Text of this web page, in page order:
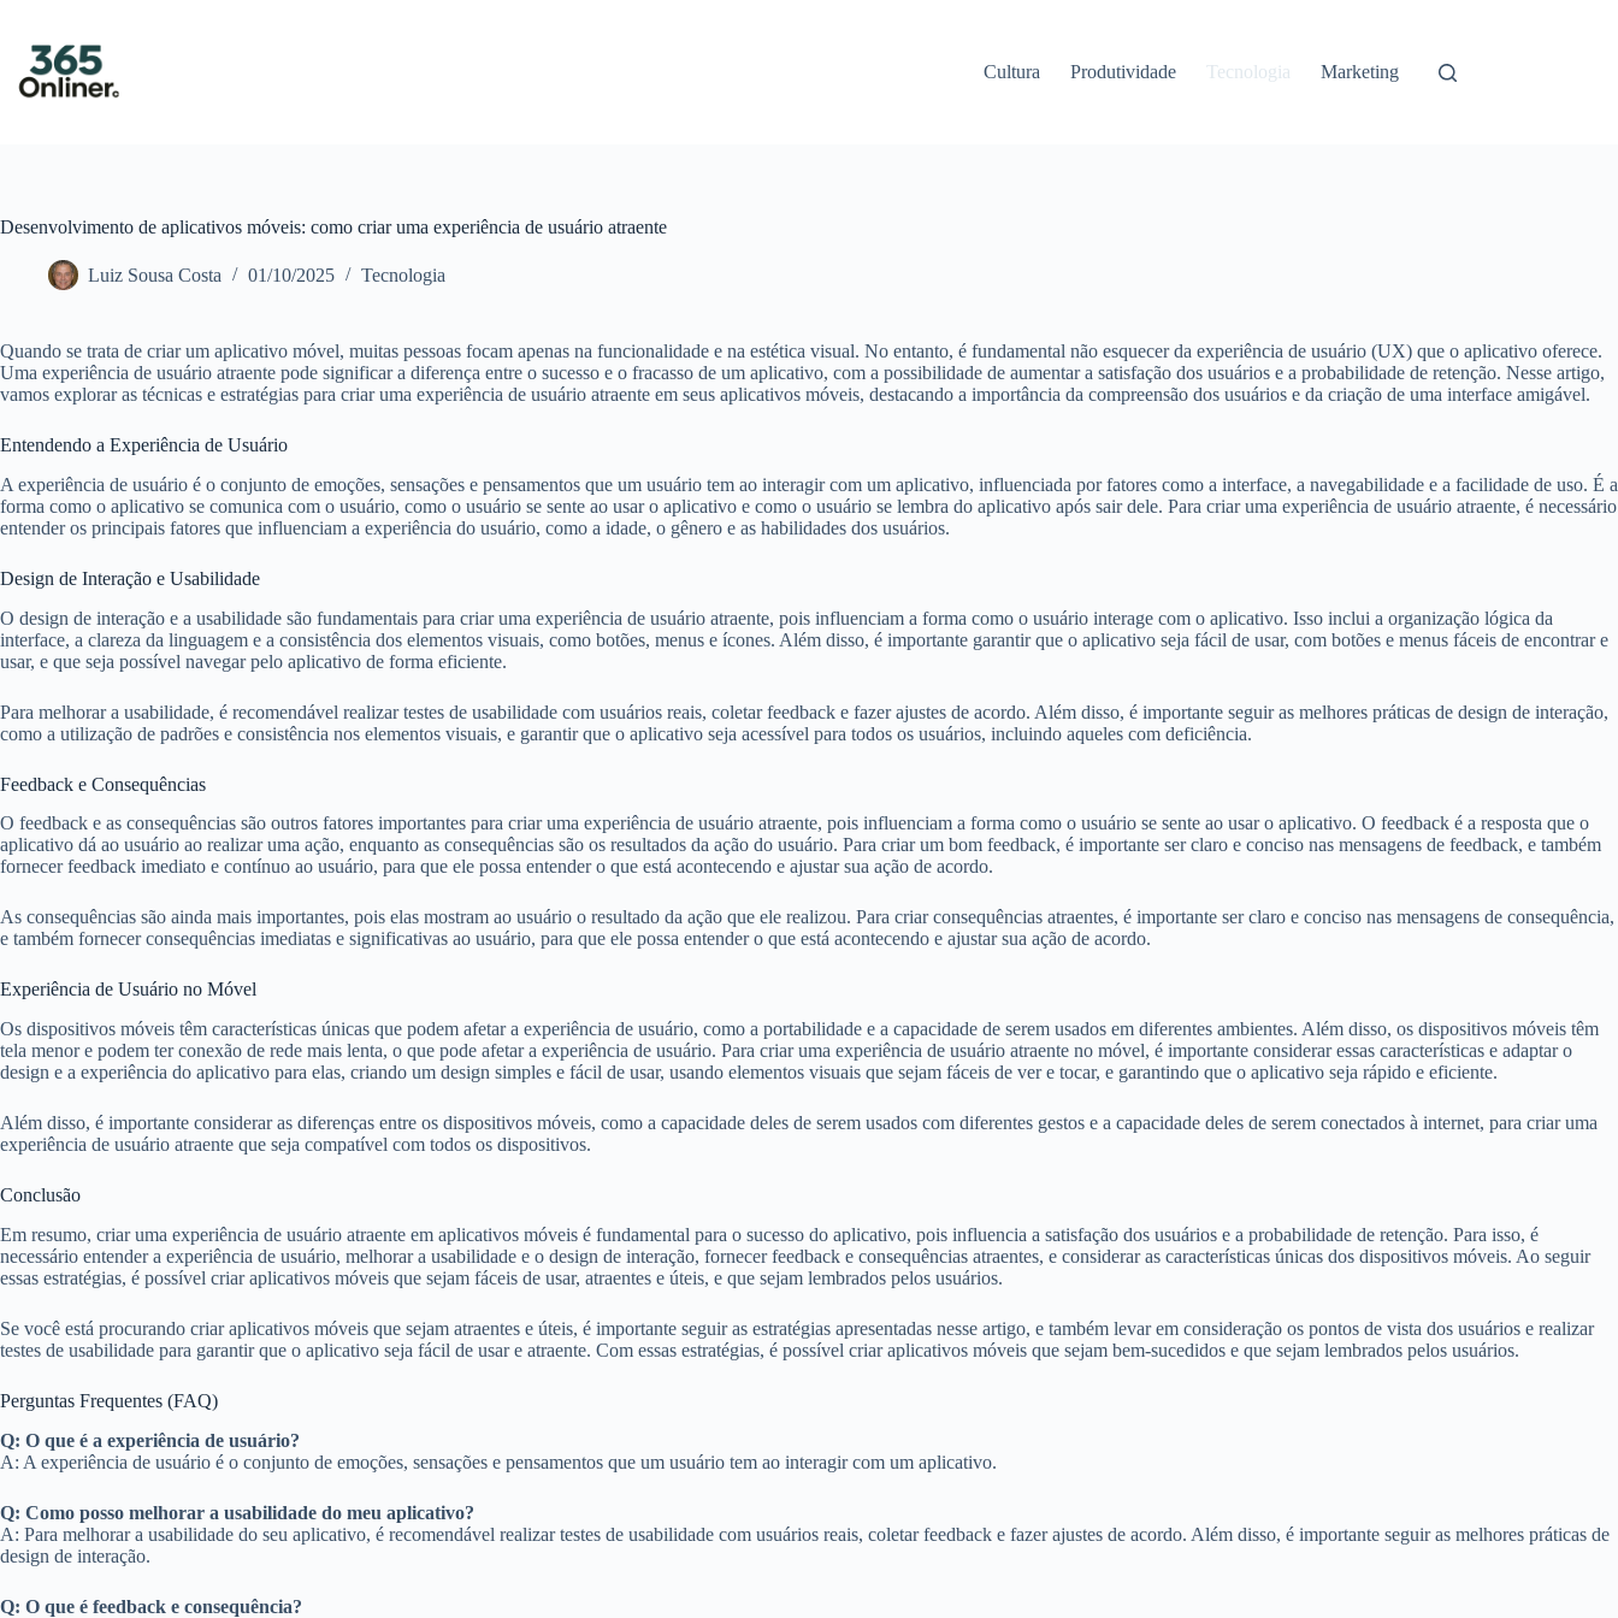
conteúdo
Cultura Produtividade Tecnologia Marketing
Desenvolvimento de aplicativos móveis: como criar uma experiência de usuário atraente
Luiz Sousa Costa 01/10/2025 Tecnologia
Quando se trata de criar um aplicativo móvel, muitas pessoas focam apenas na funcionalidade e na estética visual. No entanto, é fundamental não esquecer da experiência de usuário (UX) que o aplicativo oferece.
Uma experiência de usuário atraente pode significar a diferença entre o sucesso e o fracasso de um aplicativo, com a possibilidade de aumentar a satisfação dos usuários e a probabilidade de retenção. Nesse artigo,
vamos explorar as técnicas e estratégias para criar uma experiência de usuário atraente em seus aplicativos móveis, destacando a importância da compreensão dos usuários e da criação de uma interface amigável.
Entendendo a Experiência de Usuário
A experiência de usuário é o conjunto de emoções, sensações e pensamentos que um usuário tem ao interagir com um aplicativo, influenciada por fatores como a interface, a navegabilidade e a facilidade de uso. É a
forma como o aplicativo se comunica com o usuário, como o usuário se sente ao usar o aplicativo e como o usuário se lembra do aplicativo após sair dele. Para criar uma experiência de usuário atraente, é necessário
entender os principais fatores que influenciam a experiência do usuário, como a idade, o gênero e as habilidades dos usuários.
Design de Interação e Usabilidade
O design de interação e a usabilidade são fundamentais para criar uma experiência de usuário atraente, pois influenciam a forma como o usuário interage com o aplicativo. Isso inclui a organização lógica da
interface, a clareza da linguagem e a consistência dos elementos visuais, como botões, menus e ícones. Além disso, é importante garantir que o aplicativo seja fácil de usar, com botões e menus fáceis de encontrar e
usar, e que seja possível navegar pelo aplicativo de forma eficiente.
Para melhorar a usabilidade, é recomendável realizar testes de usabilidade com usuários reais, coletar feedback e fazer ajustes de acordo. Além disso, é importante seguir as melhores práticas de design de interação,
como a utilização de padrões e consistência nos elementos visuais, e garantir que o aplicativo seja acessível para todos os usuários, incluindo aqueles com deficiência.
Feedback e Consequências
O feedback e as consequências são outros fatores importantes para criar uma experiência de usuário atraente, pois influenciam a forma como o usuário se sente ao usar o aplicativo. O feedback é a resposta que o
aplicativo dá ao usuário ao realizar uma ação, enquanto as consequências são os resultados da ação do usuário. Para criar um bom feedback, é importante ser claro e conciso nas mensagens de feedback, e também
fornecer feedback imediato e contínuo ao usuário, para que ele possa entender o que está acontecendo e ajustar sua ação de acordo.
As consequências são ainda mais importantes, pois elas mostram ao usuário o resultado da ação que ele realizou. Para criar consequências atraentes, é importante ser claro e conciso nas mensagens de consequência,
e também fornecer consequências imediatas e significativas ao usuário, para que ele possa entender o que está acontecendo e ajustar sua ação de acordo.
Experiência de Usuário no Móvel
Os dispositivos móveis têm características únicas que podem afetar a experiência de usuário, como a portabilidade e a capacidade de serem usados em diferentes ambientes. Além disso, os dispositivos móveis têm
tela menor e podem ter conexão de rede mais lenta, o que pode afetar a experiência de usuário. Para criar uma experiência de usuário atraente no móvel, é importante considerar essas características e adaptar o
design e a experiência do aplicativo para elas, criando um design simples e fácil de usar, usando elementos visuais que sejam fáceis de ver e tocar, e garantindo que o aplicativo seja rápido e eficiente.
Além disso, é importante considerar as diferenças entre os dispositivos móveis, como a capacidade deles de serem usados com diferentes gestos e a capacidade deles de serem conectados à internet, para criar uma
experiência de usuário atraente que seja compatível com todos os dispositivos.
Conclusão
Em resumo, criar uma experiência de usuário atraente em aplicativos móveis é fundamental para o sucesso do aplicativo, pois influencia a satisfação dos usuários e a probabilidade de retenção. Para isso, é
necessário entender a experiência de usuário, melhorar a usabilidade e o design de interação, fornecer feedback e consequências atraentes, e considerar as características únicas dos dispositivos móveis. Ao seguir
essas estratégias, é possível criar aplicativos móveis que sejam fáceis de usar, atraentes e úteis, e que sejam lembrados pelos usuários.
Se você está procurando criar aplicativos móveis que sejam atraentes e úteis, é importante seguir as estratégias apresentadas nesse artigo, e também levar em consideração os pontos de vista dos usuários e realizar
testes de usabilidade para garantir que o aplicativo seja fácil de usar e atraente. Com essas estratégias, é possível criar aplicativos móveis que sejam bem-sucedidos e que sejam lembrados pelos usuários.
Perguntas Frequentes (FAQ)
Q: O que é a experiência de usuário?
A: A experiência de usuário é o conjunto de emoções, sensações e pensamentos que um usuário tem ao interagir com um aplicativo.
Q: Como posso melhorar a usabilidade do meu aplicativo?
A: Para melhorar a usabilidade do seu aplicativo, é recomendável realizar testes de usabilidade com usuários reais, coletar feedback e fazer ajustes de acordo. Além disso, é importante seguir as melhores práticas de
design de interação.
Q: O que é feedback e consequência?